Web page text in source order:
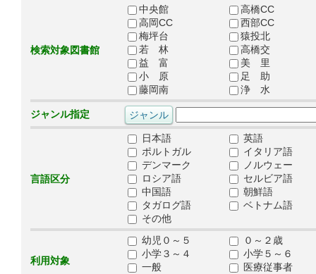
検索対象図書館
中央館
高橋CC
高岡CC
西部CC
梅坪台
猿投北
若 林
高橋交
益 富
美 里
小 原
足 助
藤岡南
浄 水
ジャンル指定
言語区分
日本語
英語
ポルトガル
イタリア語
デンマーク
ノルウェー
ロシア語
セルビア語
中国語
朝鮮語
タガログ語
ベトナム語
その他
利用対象
幼児０～５
０～２歳
小学３～４
小学５～６
一般
医療従事者